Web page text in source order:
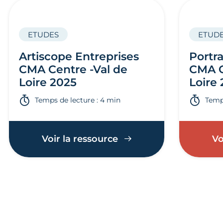
Artiscope Entreprises
CMA Centre -Val de
Loire 2025
ETUDES
Temps de lecture : 4 min
Voir la ressource
CMA
Loire